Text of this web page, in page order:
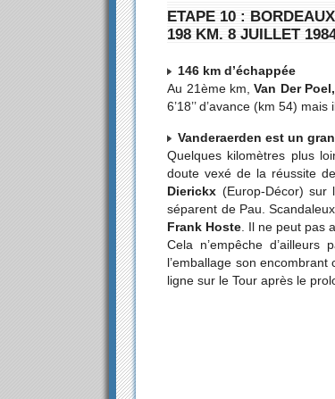
ETAPE 10 :
198 KM. 8 JUILLET
146 km d’échappée
Au 21ème km,Van Der
6’18’’ d’avance (km 54)
Vanderaerden est un
Quelques kilomètres plus
doute vexé de la réussite
Dierickx (Europ-Décor)
séparent de Pau.
Frank Hoste . Il ne peut pas
Cela n’empêche d’ailleurs
l’emballage son
ligne sur le Tour après le